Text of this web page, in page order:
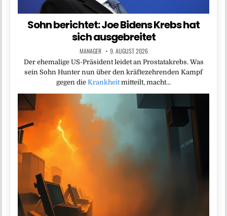
Sohn berichtet: Joe Bidens Krebs hat
sich ausgebreitet
MANAGER 9. AUGUST 2026
Der ehemalige US-Präsident leidet an Prostatakrebs. Was
sein Sohn Hunter nun über den kräftezehrenden Kampf
gegen die Krankheitmitteilt, macht…